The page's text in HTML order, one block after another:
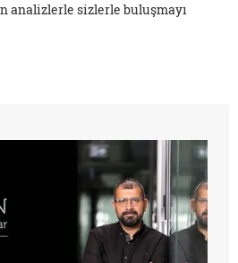
analizlerle sizlerle buluşmayı